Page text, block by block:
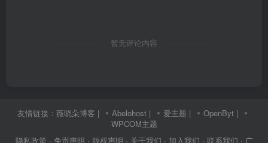
暂无评论内容
友情链接： 薇晓朵博客 | Abelohost | 爱主题 | OpenByt |
WPCOM主题
隐私政策 · 免责声明 · 版权声明 · 关于我们 · 加入我们 · 联系我们 · 广